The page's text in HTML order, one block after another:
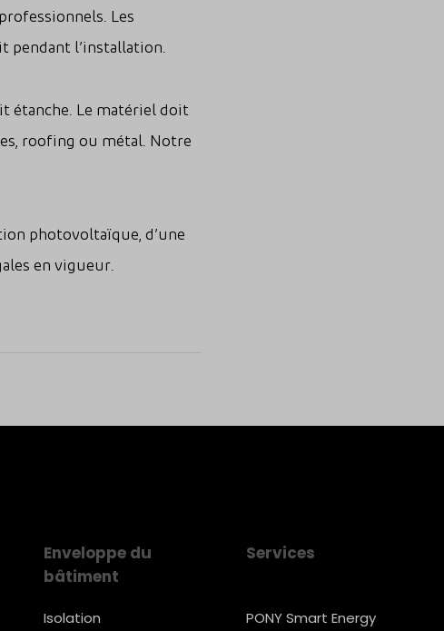
Les
pendant l’installation.
étanche. Le matériel doit
roofing ou métal. Notre
photovoltaïque, d’une
en vigueur.
Enveloppe du
bâtiment
Isolation
Services
PONY Smart Energy